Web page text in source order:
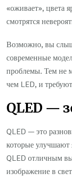
«оживает», цвета
смотрятся
Возможно, вы
современные
проблемы. Тем не
чем LED, и
QLED —
QLED — это
которые улучшают
QLED отличным
изображение в